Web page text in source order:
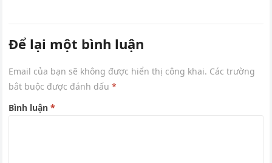
Để lại một bình luận
Email của bạn sẽ không được hiển thị công khai. Các trường
bắt buộc được đánh dấu*
Bình luận*